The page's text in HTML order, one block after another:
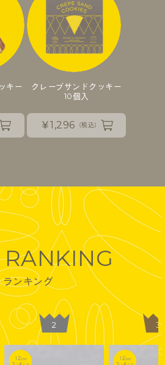
キー
クレープサンドクッキー
10個入
￥1,296 （税込）
ランキング